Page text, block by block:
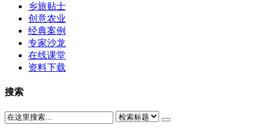
乡旅贴士
创意农业
经典案例
专家沙龙
在线课堂
资料下载
搜索